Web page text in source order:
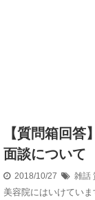
【質問箱回
面談について
2018/10/27 雑話
美容院にはいけてい